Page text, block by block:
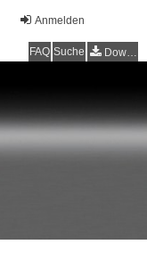
Anmelden
FAQ Suche Downloads